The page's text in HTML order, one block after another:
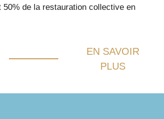
50% de la restauration collective en
EN SAVOIR
PLUS